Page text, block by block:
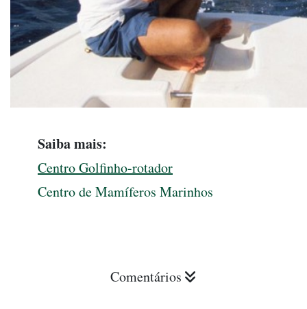
Saiba mais:
Centro Golfinho-rotador
Centro de Mamíferos Marinhos
Comentários